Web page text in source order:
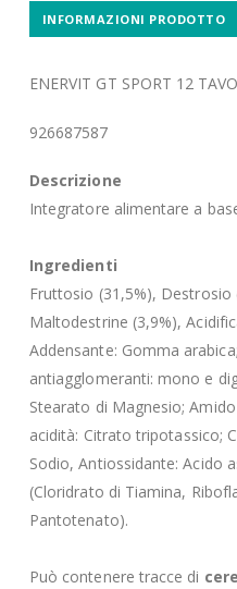
INFORMAZIONI PRODOTTO
ENERVIT GT SPORT 12
926687587
Descrizione
Integratore alimentare a
Ingredienti
Fruttosio (31,5%), Destrosio
Maltodestrine (3,9%),
Addensante: Gomma
antiagglomeranti: mono e
Stearato di Magnesio;
acidità: Citrato tripotassico;
Sodio, Antiossidante: Acido
(Cloridrato di Tiamina,
Pantotenato).
Può contenere tracce di